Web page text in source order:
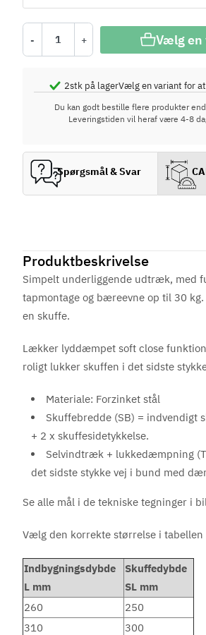
Produktbeskrivelse
Simpelt underliggende udtræk, med
tapmontage og bæreevne op til 30
en skuffe.
Lækker lyddæmpet soft close
roligt lukker skuffen i det sidste
Materiale: Forzinket stål
Skuffebredde (SB) = indvendigt
+ 2 x skuffesidetykkelse.
Selvindtræk + lukkedæmpning
det sidste stykke vej i bund med
Se alle mål i de tekniske tegninger i
Vælg den korrekte størrelse i tabellen
Indbygningsdybde
L mm
Skuffedybde
SL mm
260
250
310
300
- + Vælg en
2stk på lagerVælg en variant for
Du kan godt bestille flere produkter
Leveringstiden vil heraf være 4-8
Spørgsmål & Svar